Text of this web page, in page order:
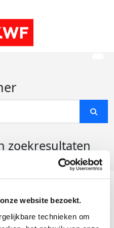
website bezoekt.
technieken om
zoekresultaten